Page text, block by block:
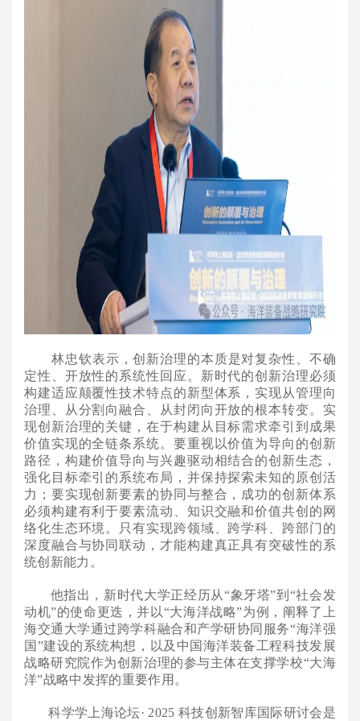
林忠钦表示，创新治理的本质是对复杂性、不确
定性、开放性的系统性回应。新时代的创新治理必须
构建适应颠覆性技术特点的新型体系，实现从管理向
治理、从分割向融合、从封闭向开放的根本转变。实
现创新治理的关键，在于构建从目标需求牵引到成果
价值实现的全链条系统。要重视以价值为导向的创新
路径，构建价值导向与兴趣驱动相结合的创新生态，
强化目标牵引的系统布局，并保持探索未知的原创活
力；要实现创新要素的协同与整合，成功的创新体系
必须构建有利于要素流动、知识交融和价值共创的网
络化生态环境。只有实现跨领域、跨学科、跨部门的
深度融合与协同联动，才能构建真正具有突破性的系
统创新能力。
他指出，新时代大学正经历从“象牙塔”到“社会发
动机”的使命更迭，并以“大海洋战略”为例，阐释了上
海交通大学通过跨学科融合和产学研协同服务“海洋强
国”建设的系统构想，以及中国海洋装备工程科技发展
战略研究院作为创新治理的参与主体在支撑学校“大海
洋”战略中发挥的重要作用。
科学学上海论坛· 2025 科技创新智库国际研讨会是